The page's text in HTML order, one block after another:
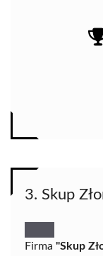
3. Skup
Firma "Skup